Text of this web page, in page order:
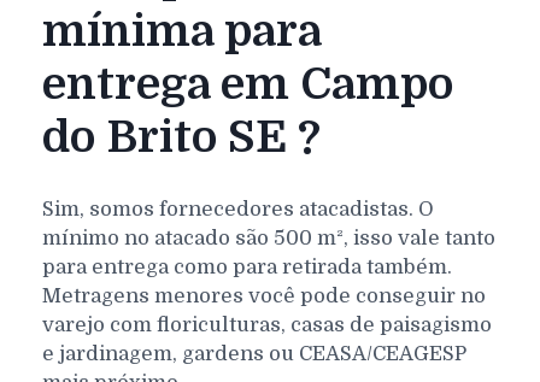
mínima para
entrega em Campo
do Brito SE ?
Sim, somos fornecedores atacadistas. O
mínimo no atacado são 500 m², isso vale tanto
para entrega como para retirada também.
Metragens menores você pode conseguir no
varejo com floriculturas, casas de paisagismo
e jardinagem, gardens ou CEASA/CEAGESP